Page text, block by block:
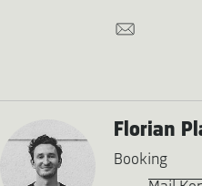
Florian
Booking